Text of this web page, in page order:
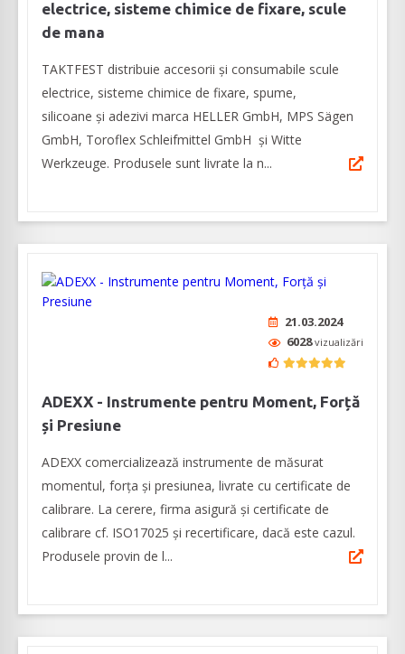
electrice, sisteme chimice de fixare, scule
de mana
TAKTFEST distribuie accesorii și consumabile scule
electrice, sisteme chimice de fixare, spume,
silicoane și adezivi marca HELLER GmbH, MPS Sägen
GmbH, Toroflex Schleifmittel GmbH și Witte
Werkzeuge. Produsele sunt livrate la n...
21.03.2024
6028vizualizări
ADEXX - Instrumente pentru Moment, Forță
și Presiune
ADEXX comercializează instrumente de măsurat
momentul, forța și presiunea, livrate cu certificate de
calibrare. La cerere, firma asigură și certificate de
calibrare cf. ISO17025 și recertificare, dacă este cazul.
Produsele provin de l...